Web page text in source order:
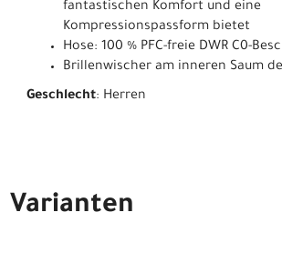
fantastischen Komfort und eine
Kompressionspassform bietet
Hose: 100 % PFC-freie DWR C0-
Brillenwischer am inneren Saum
Geschlecht: Herren
Varianten